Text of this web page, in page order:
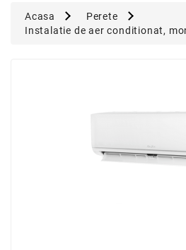
Caseta
Acasa
Perete
Instalatie de aer conditionat,